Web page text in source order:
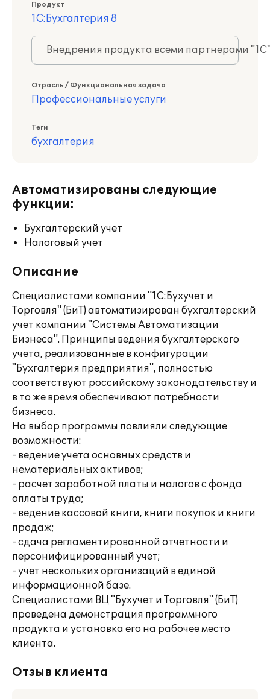
Продукт
1С:Бухгалтерия 8
Внедрения продукта всеми партнерами
Отрасль / Функциональная задача
Профессиональные услуги
Теги
бухгалтерия
Автоматизированы следующие
функции:
Бухгалтерский учет
Налоговый учет
Описание
Специалистами компании "1С:Бухучет и
Торговля" (БиТ) автоматизирован бухгалтерский
учет компании "Системы Автоматизации
Бизнеса". Принципы ведения бухгалтерского
учета, реализованные в конфигурации
"Бухгалтерия предприятия", полностью
соответствуют российскому законодательству и
в то же время обеспечивают потребности
бизнеса.
На выбор программы повлияли следующие
возможности:
- ведение учета основных средств и
нематериальных активов;
- расчет заработной платы и налогов с фонда
оплаты труда;
- ведение кассовой книги, книги покупок и книги
продаж;
- сдача регламентированной отчетности и
персонифицированный учет;
- учет нескольких организаций в единой
информационной базе.
Специалистами ВЦ "Бухучет и Торговля" (БиТ)
проведена демонстрация программного
продукта и установка его на рабочее место
клиента.
Отзыв клиента